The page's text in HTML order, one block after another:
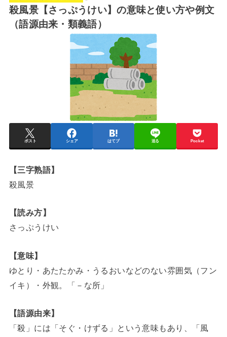
殺風景【さっぷうけい】の意味と使い方や例文
（語源由来・類義語）
ポスト シェア はてブ 送る Pocket
【三字熟語】
殺風景
【読み方】
さっぷうけい
【意味】
ゆとり・あたたかみ・うるおいなどのない雰囲気（フン
イキ）・外観。「－な所」
【語源由来】
「殺」には「そぐ・けずる」という意味もあり、「風